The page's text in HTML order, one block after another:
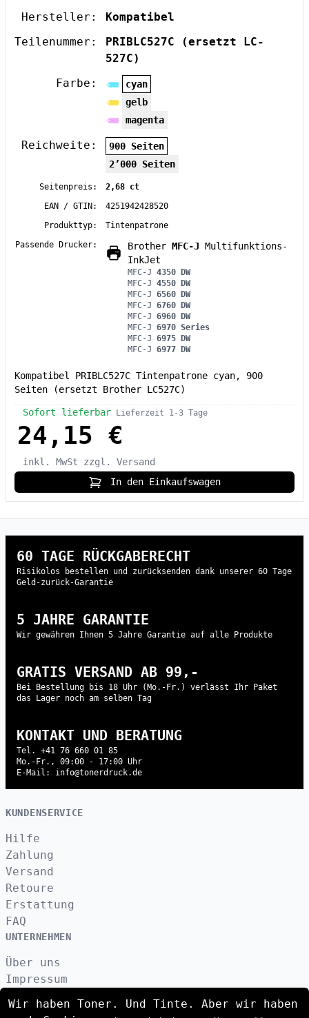
Hersteller:
Kompatibel
Teilenummer:
PRIBLC527C
(ersetzt LC-
527C)
Farbe:
cyan
gelb
magenta
Reichweite:
900 Seiten
2’000 Seiten
Seitenpreis:
2,68 ct
EAN / GTIN:
4251942428520
Produkttyp:
Tintenpatrone
Passende Drucker:
Brother MFC-J Multifunktions-
InkJet
MFC-J 4350 DW
MFC-J 4550 DW
MFC-J 6560 DW
MFC-J 6760 DW
MFC-J 6960 DW
MFC-J 6970 Series
MFC-J 6975 DW
MFC-J 6977 DW
Kompatibel PRIBLC527C Tintenpatrone cyan, 900
Seiten (ersetzt Brother LC527C)
Sofort lieferbar Lieferzeit 1-3 Tage
24,15 €
inkl. MwSt
zzgl. Versand
In den Einkaufswagen
60 TAGE RÜCKGABERECHT
Risikolos bestellen und zurücksenden dank unserer 60 Tage
Geld-zurück-Garantie
5 JAHRE GARANTIE
Wir gewähren Ihnen 5 Jahre Garantie auf alle Produkte
GRATIS VERSAND AB 99,-
Bei Bestellung bis 18 Uhr (Mo.-Fr.) verlässt Ihr Paket
das Lager noch am selben Tag
KONTAKT UND BERATUNG
Tel. +41 76 660 01 85
Mo.-Fr., 09:00 - 17:00 Uhr
E-Mail: info@tonerdruck.de
KUNDENSERVICE
Hilfe
Zahlung
Versand
Retoure
Erstattung
FAQ
UNTERNEHMEN
Über uns
Impressum
Kontakt
Wir haben Toner. Und Tinte. Aber wir haben